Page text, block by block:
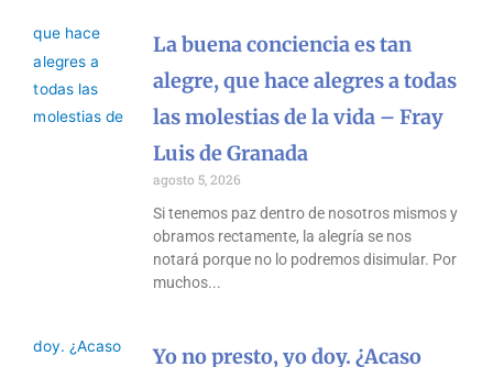
La buena conciencia es tan
alegre, que hace alegres a todas
las molestias de la vida – Fray
Luis de Granada
agosto 5, 2026
Si tenemos paz dentro de nosotros mismos y
obramos rectamente, la alegría se nos
notará porque no lo podremos disimular. Por
muchos
Yo no presto, yo doy. ¿Acaso